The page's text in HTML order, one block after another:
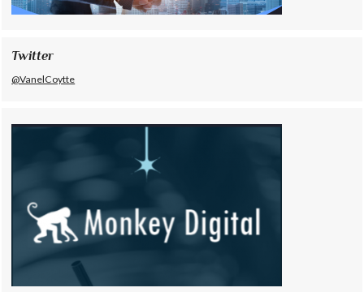
Twitter
@VanelCoytte